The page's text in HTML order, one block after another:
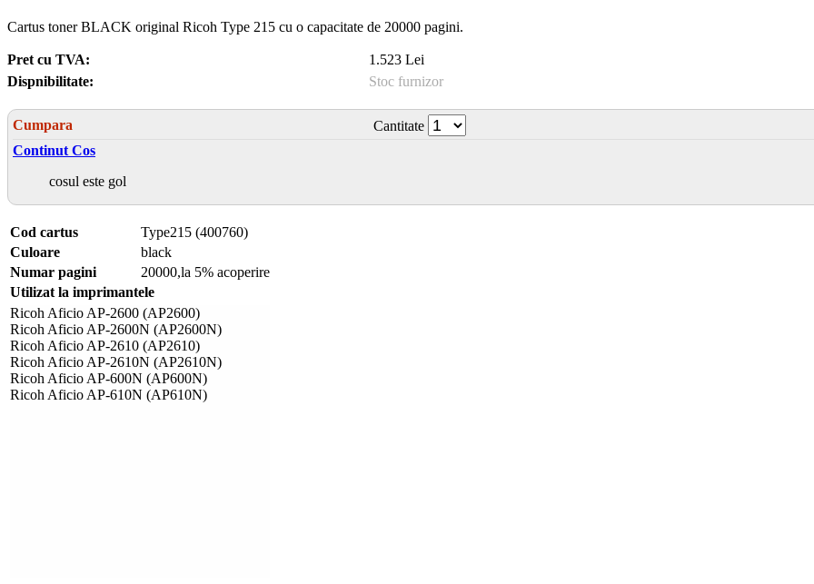
Cartus toner BLACK original Ricoh Type 215 cu o capacitate de 20000 pagini.
Pret cu TVA:
1.523 Lei
Dispnibilitate:
Stoc furnizor
Cumpara
Cantitate
Continut Cos
cosul este gol
Cod cartus
Type215 (400760)
Culoare
black
Numar pagini
20000,la 5% acoperire
Utilizat la imprimantele
Ricoh Aficio AP-2600 (AP2600)
Ricoh Aficio AP-2600N (AP2600N)
Ricoh Aficio AP-2610 (AP2610)
Ricoh Aficio AP-2610N (AP2610N)
Ricoh Aficio AP-600N (AP600N)
Ricoh Aficio AP-610N (AP610N)